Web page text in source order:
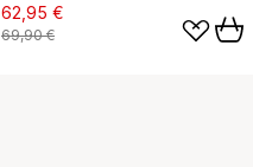
62,95 €
69,90 €